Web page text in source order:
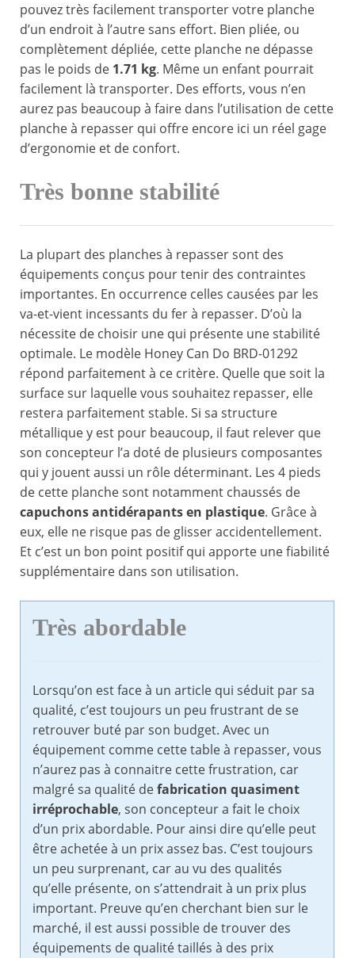
pouvez très facilement transporter votre planche
d’un endroit à l’autre sans effort. Bien pliée, ou
complètement dépliée, cette planche ne dépasse
pas le poids de 1.71 kg. Même un enfant pourrait
facilement là transporter. Des efforts, vous n’en
aurez pas beaucoup à faire dans l’utilisation de cette
planche à repasser qui offre encore ici un réel gage
d’ergonomie et de confort.
Très bonne stabilité
La plupart des planches à repasser sont des
équipements conçus pour tenir des contraintes
importantes. En occurrence celles causées par les
va-et-vient incessants du fer à repasser. D’où la
nécessite de choisir une qui présente une stabilité
optimale. Le modèle Honey Can Do BRD-01292
répond parfaitement à ce critère. Quelle que soit la
surface sur laquelle vous souhaitez repasser, elle
restera parfaitement stable. Si sa structure
métallique y est pour beaucoup, il faut relever que
son concepteur l’a doté de plusieurs composantes
qui y jouent aussi un rôle déterminant. Les 4 pieds
de cette planche sont notamment chaussés de
capuchons antidérapants en plastique. Grâce à
eux, elle ne risque pas de glisser accidentellement.
Et c’est un bon point positif qui apporte une fiabilité
supplémentaire dans son utilisation.
Très abordable
Lorsqu’on est face à un article qui séduit par sa
qualité, c’est toujours un peu frustrant de se
retrouver buté par son budget. Avec un
équipement comme cette table à repasser, vous
n’aurez pas à connaitre cette frustration, car
malgré sa qualité defabrication quasiment
irréprochable, son concepteur a fait le choix
d’un prix abordable. Pour ainsi dire qu’elle peut
être achetée à un prix assez bas. C’est toujours
un peu surprenant, car au vu des qualités
qu’elle présente, on s’attendrait à un prix plus
important. Preuve qu’en cherchant bien sur le
marché, il est aussi possible de trouver des
équipements de qualité taillés à des prix